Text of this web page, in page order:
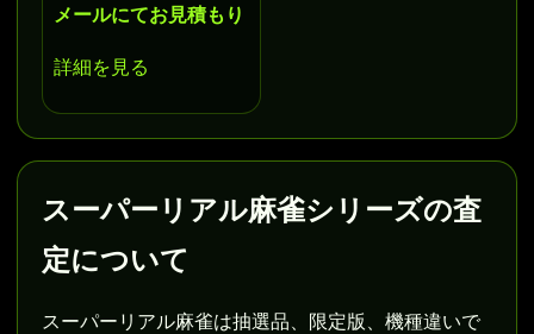
メールにてお見積もり
詳細を見る
スーパーリアル麻雀シリーズの査
定について
スーパーリアル麻雀は抽選品、限定版、機種違いで